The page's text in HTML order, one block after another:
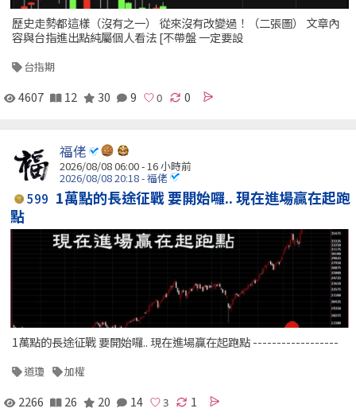
歷史走勢都這樣（沒有之一） 從來沒有改變過！（二張圖） 文章內
容與台指進出點純屬個人看法 [不帶盤 一定要設
台指期
4607 12 30 9 0
福佬
2026/08/08 06:00 - 16 小時前
2026/08/08 20:18 - 福佬
599 1萬點的長途征戰 要開始囉.. 現在進場贏在起跑
點
1萬點的長途征戰 要開始囉.. 現在進場贏在起跑點 ------------------
道瓊 加權
2266 26 20 14 1